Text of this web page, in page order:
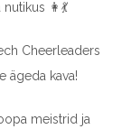
nutikus 👩 💃
Cheerleaders
ägeda kava!
meistrid ja